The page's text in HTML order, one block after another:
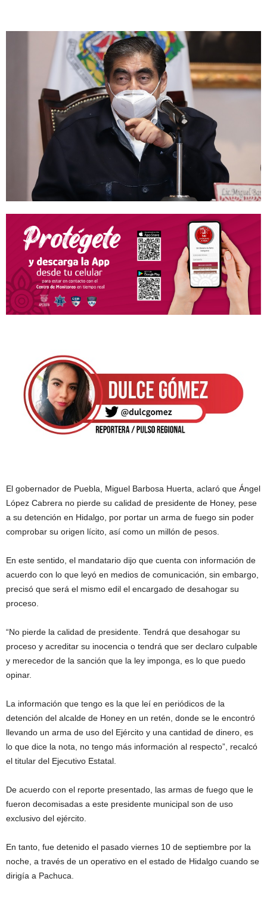
El gobernador de Puebla, Miguel Barbosa Huerta, aclaró que Ángel
López Cabrera no pierde su calidad de presidente de Honey, pese
a su detención en Hidalgo, por portar un arma de fuego sin poder
comprobar su origen lícito, así como un millón de pesos.
En este sentido, el mandatario dijo que cuenta con información de
acuerdo con lo que leyó en medios de comunicación, sin embargo,
precisó que será el mismo edil el encargado de desahogar su
proceso.
“No pierde la calidad de presidente. Tendrá que desahogar su
proceso y acreditar su inocencia o tendrá que ser declaro culpable
y merecedor de la sanción que la ley imponga, es lo que puedo
opinar.
La información que tengo es la que leí en periódicos de la
detención del alcalde de Honey en un retén, donde se le encontró
llevando un arma de uso del Ejército y una cantidad de dinero, es
lo que dice la nota, no tengo más información al respecto”, recalcó
el titular del Ejecutivo Estatal.
De acuerdo con el reporte presentado, las armas de fuego que le
fueron decomisadas a este presidente municipal son de uso
exclusivo del ejército.
En tanto, fue detenido el pasado viernes 10 de septiembre por la
noche, a través de un operativo en el estado de Hidalgo cuando se
dirigía a Pachuca.